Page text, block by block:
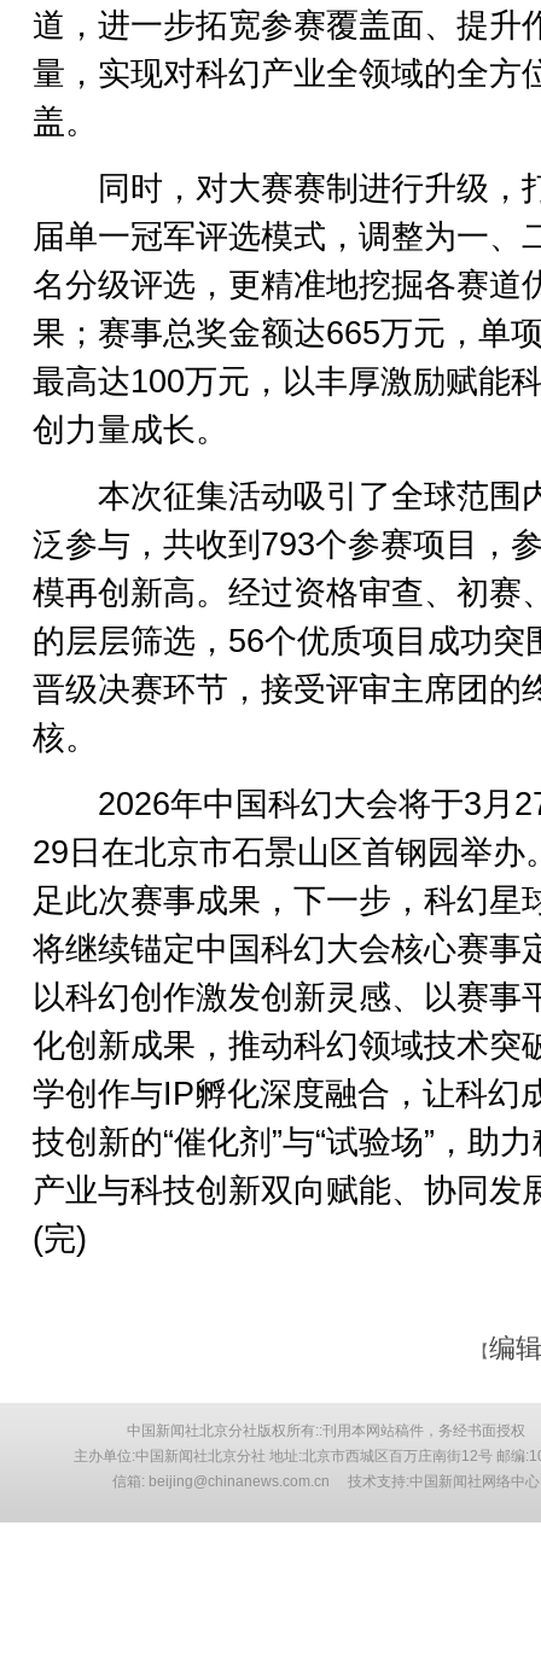
道，进一步拓宽参赛覆盖面、提升
量，实现对科幻产业全领域的全方
盖。
同时，对大赛赛制进行升级，
届单一冠军评选模式，调整为一、
名分级评选，更精准地挖掘各赛道
果；赛事总奖金额达665万元，单
最高达100万元，以丰厚激励赋能
创力量成长。
本次征集活动吸引了全球范围
泛参与，共收到793个参赛项目，
模再创新高。经过资格审查、初赛
的层层筛选，56个优质项目成功突
晋级决赛环节，接受评审主席团的
核。
2026年中国科幻大会将于3月
29日在北京市石景山区首钢园举办
足此次赛事成果，下一步，科幻星
将继续锚定中国科幻大会核心赛事
以科幻创作激发创新灵感、以赛事
化创新成果，推动科幻领域技术突
学创作与IP孵化深度融合，让科幻
技创新的“催化剂”与“试验场”，助
产业与科技创新双向赋能、协同发
(完)
【编
中国新闻社北京分社版权所有::刊用本网站稿件，务经书面授权
主办单位:中国新闻社北京分社 地址:北京市西城区百万庄南街12号 邮编
信箱: beijing@chinanews.com.cn 技术支持:中国新闻社网络中心